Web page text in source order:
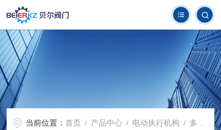
当前位置：首页 / 产品中心 / 电动执行机构 / 多回转阀门电动执行机构